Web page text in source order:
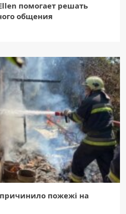
помогает решать
общения
пожежі на